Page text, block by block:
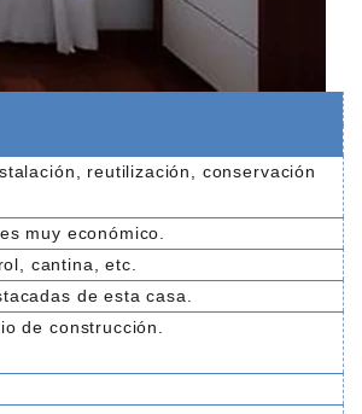
reutilización, conservación
muy económico.
cantina, etc.
de esta casa.
de construcción.